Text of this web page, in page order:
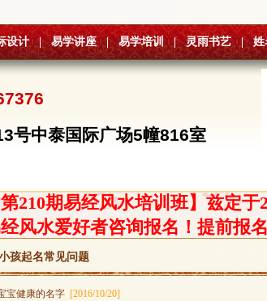
设计 | 易学讲座 | 易学培训 | 灵雨书艺 | 姓
号中泰国际广场5幢816室
210期易经风水培训班】兹定于
风水爱好者咨询报名！提前报
孩起名常见问题
宝健康的名字 [2016/10/20]